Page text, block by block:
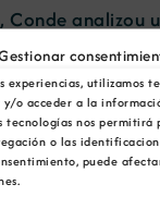
experiencias, utilizamos
o acceder a la
tecnologías nos permitirá
o las
puede
Conde analizou
do
coñecemento
mencionou
da Lei de uso
atraerá a
da